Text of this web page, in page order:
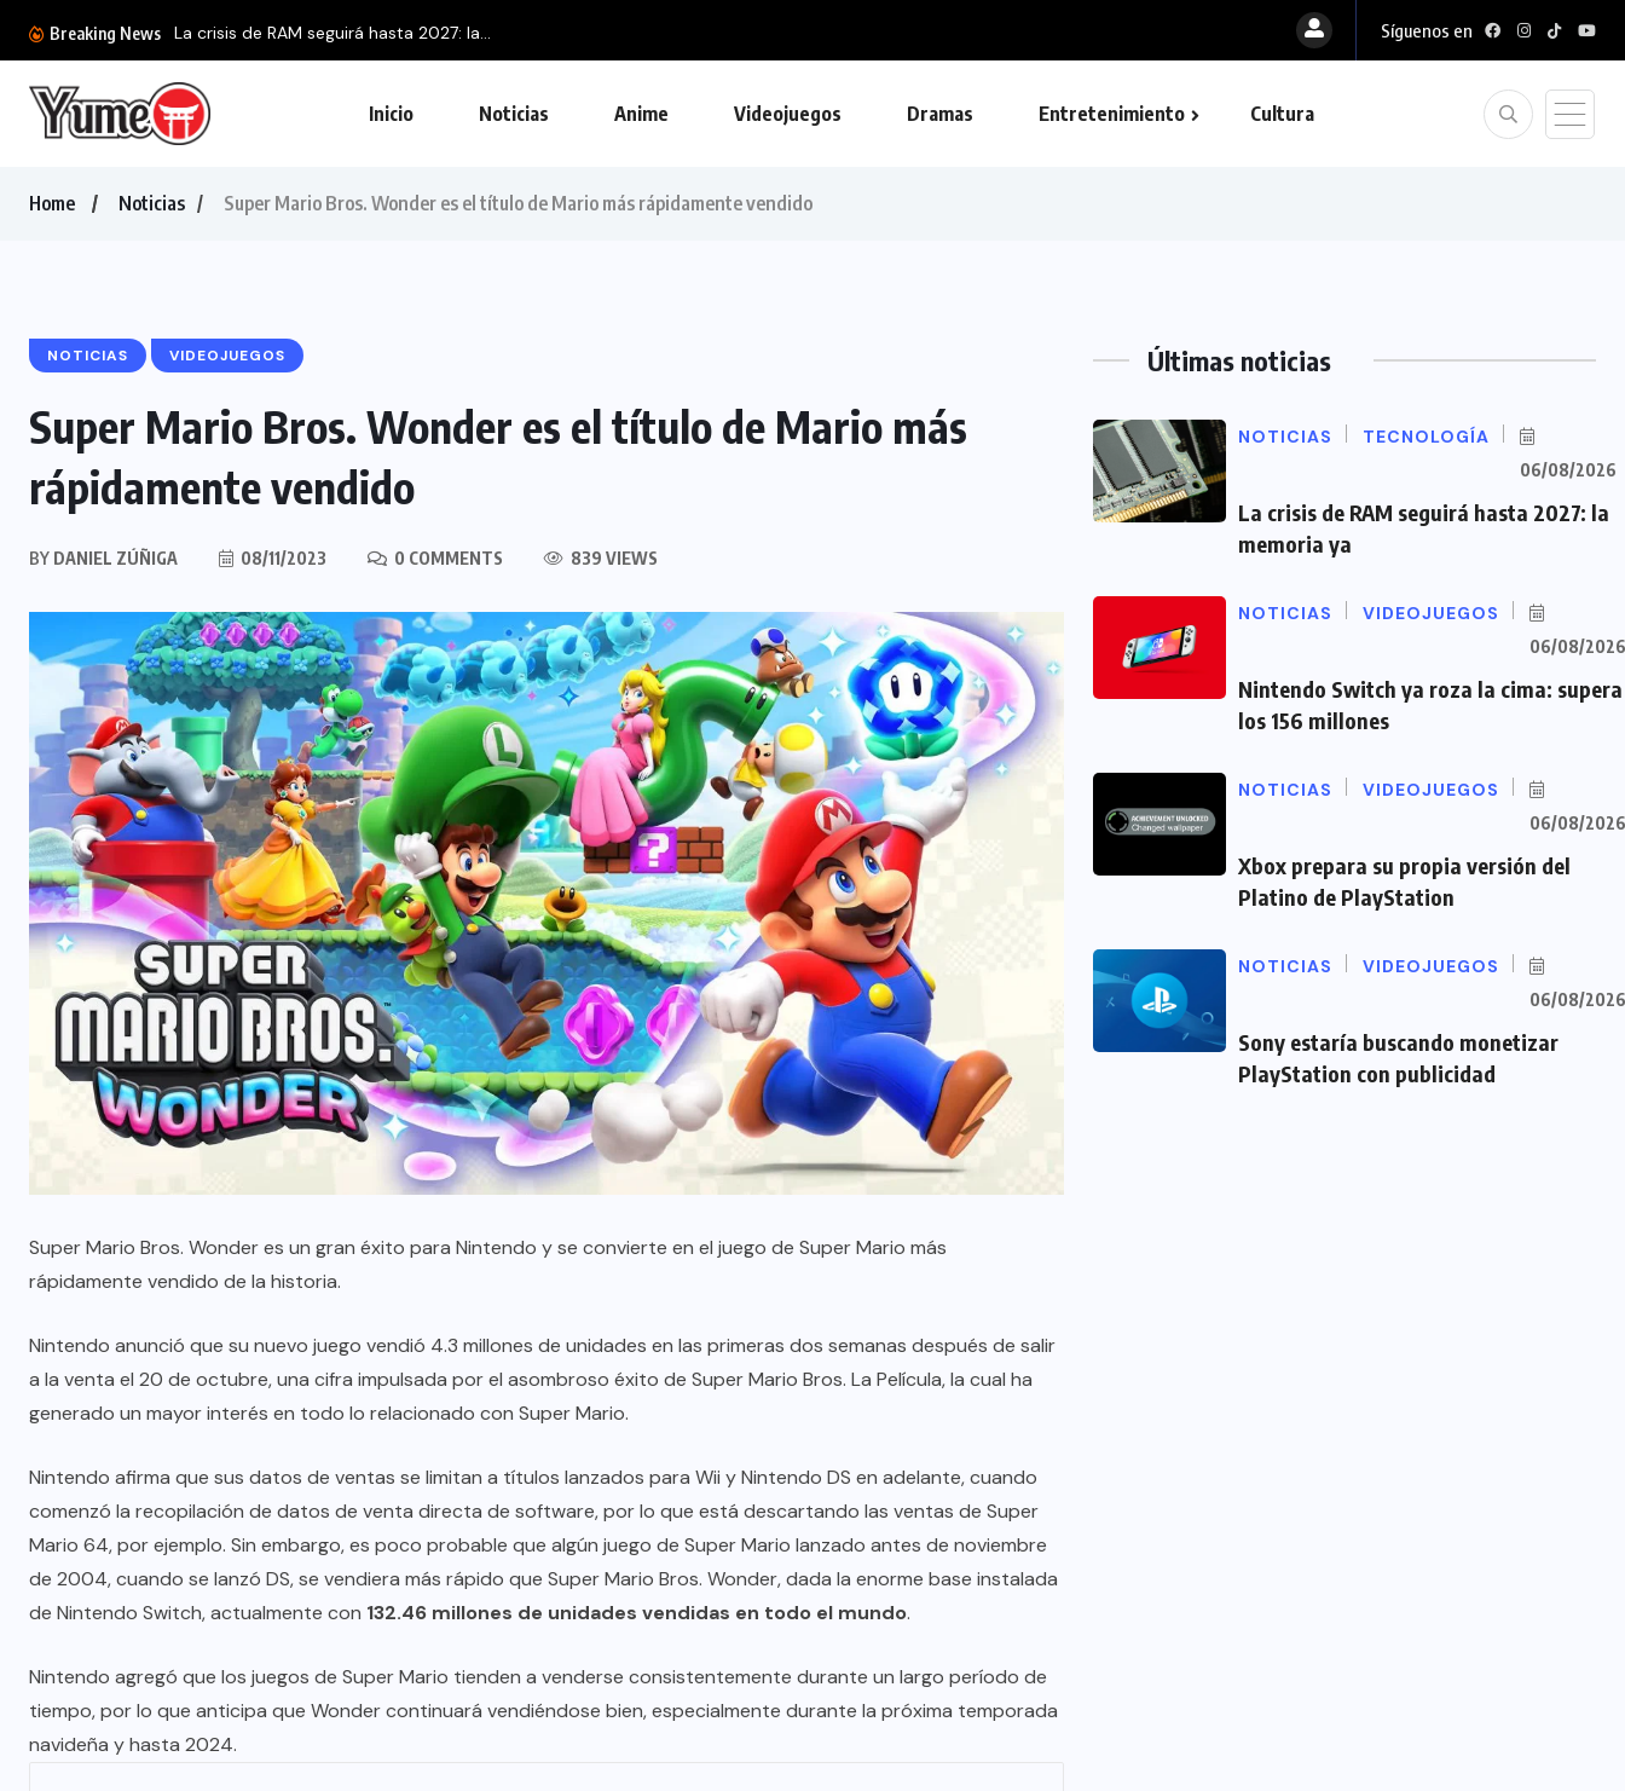
Breaking News La crisis de RAM seguirá hasta 2027: la... Síguenos en
Inicio Noticias Anime Videojuegos Dramas Entretenimiento Cultura
Home Noticias Super Mario Bros. Wonder es el título de Mario más rápidamente vendido
NOTICIAS VIDEOJUEGOS
Super Mario Bros. Wonder es el título de Mario más
rápidamente vendido
BY DANIEL ZÚÑIGA 08/11/2023 0 COMMENTS 839 VIEWS
Super Mario Bros. Wonder es un gran éxito para Nintendo y se convierte en el juego de Super Mario más
rápidamente vendido de la historia.
Nintendo anunció que su nuevo juego vendió 4.3 millones de unidades en las primeras dos semanas después de salir
a la venta el 20 de octubre, una cifra impulsada por el asombroso éxito de Super Mario Bros. La Película, la cual ha
generado un mayor interés en todo lo relacionado con Super Mario.
Nintendo afirma que sus datos de ventas se limitan a títulos lanzados para Wii y Nintendo DS en adelante, cuando
comenzó la recopilación de datos de venta directa de software, por lo que está descartando las ventas de Super
Mario 64, por ejemplo. Sin embargo, es poco probable que algún juego de Super Mario lanzado antes de noviembre
de 2004, cuando se lanzó DS, se vendiera más rápido que Super Mario Bros. Wonder, dada la enorme base instalada
de Nintendo Switch, actualmente con 132.46 millones de unidades vendidas en todo el mundo.
Nintendo agregó que los juegos de Super Mario tienden a venderse consistentemente durante un largo período de
tiempo, por lo que anticipa que Wonder continuará vendiéndose bien, especialmente durante la próxima temporada
navideña y hasta 2024.
Últimas noticias
NOTICIAS TECNOLOGÍA
06/08/2026
La crisis de RAM seguirá hasta 2027: la
memoria ya
NOTICIAS VIDEOJUEGOS
06/08/2026
Nintendo Switch ya roza la cima: supera
los 156 millones
NOTICIAS VIDEOJUEGOS
06/08/2026
Xbox prepara su propia versión del
Platino de PlayStation
NOTICIAS VIDEOJUEGOS
06/08/2026
Sony estaría buscando monetizar
PlayStation con publicidad